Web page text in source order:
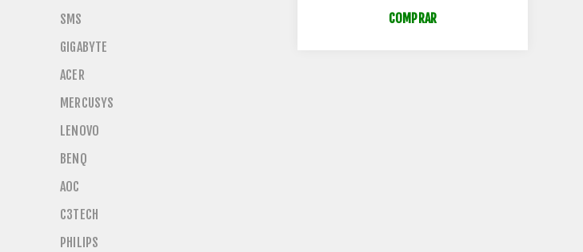
COMPRAR
SMS
GIGABYTE
ACER
MERCUSYS
LENOVO
BENQ
AOC
C3TECH
PHILIPS